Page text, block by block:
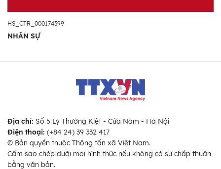
HS_CTR_000174399
NHÂN SỰ
Địa chỉ: Số 5 Lý Thường Kiệt - Cửa Nam - Hà Nội
Điện thoại: (+84 24) 39 332 417
© Bản quyền thuộc Thông tấn xã Việt Nam.
Cấm sao chép dưới mọi hình thức nếu không có sự chấp thuận
bằng văn bản.